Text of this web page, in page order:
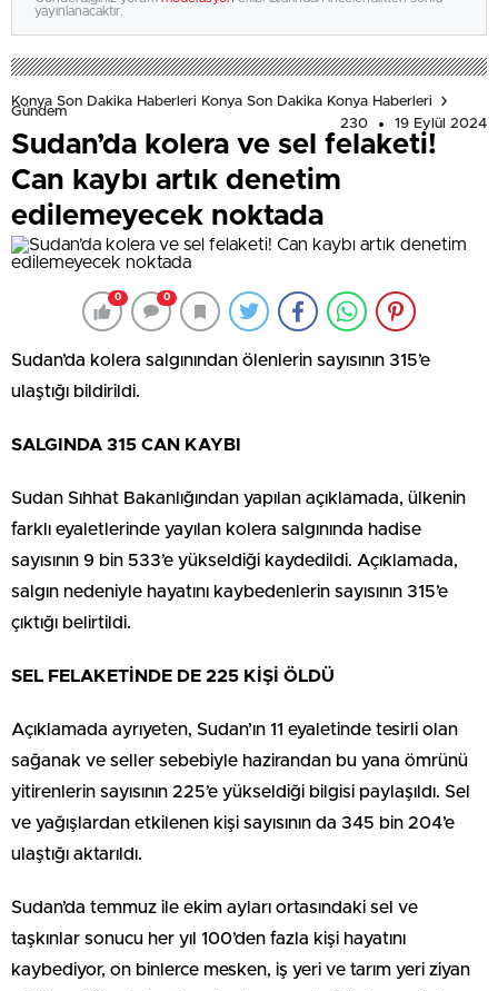
yayınlanacaktır.
Konya Son Dakika Haberleri Konya Son Dakika Konya Haberleri
Gündem
230
19 Eylül 2024
Sudan’da kolera ve sel felaketi!
Can kaybı artık denetim
edilemeyecek noktada
0 0
Sudan’da kolera salgınından ölenlerin sayısının 315’e
ulaştığı bildirildi.
SALGINDA 315 CAN KAYBI
Sudan Sıhhat Bakanlığından yapılan açıklamada, ülkenin
farklı eyaletlerinde yayılan kolera salgınında hadise
sayısının 9 bin 533’e yükseldiği kaydedildi. Açıklamada,
salgın nedeniyle hayatını kaybedenlerin sayısının 315’e
çıktığı belirtildi.
SEL FELAKETİNDE DE 225 KİŞİ ÖLDÜ
Açıklamada ayrıyeten, Sudan’ın 11 eyaletinde tesirli olan
sağanak ve seller sebebiyle hazirandan bu yana ömrünü
yitirenlerin sayısının 225’e yükseldiği bilgisi paylaşıldı. Sel
ve yağışlardan etkilenen kişi sayısının da 345 bin 204’e
ulaştığı aktarıldı.
Sudan’da temmuz ile ekim ayları ortasındaki sel ve
taşkınlar sonucu her yıl 100’den fazla kişi hayatını
kaybediyor, on binlerce mesken, iş yeri ve tarım yeri ziyan